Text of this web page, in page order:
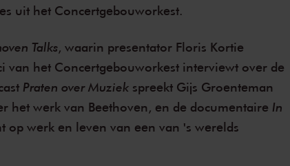
uit het Concertgebouworkest.
Talks, waarin presentator Floris Kortie
van het Concertgebouworkest interviewt over de
Praten over Muziek spreekt Gijs Groenteman
het werk van Beethoven, en de documentaire In
op werk en leven van een van 's werelds